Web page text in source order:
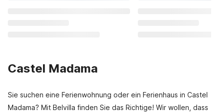
Castel Madama
Sie suchen eine Ferienwohnung oder ein Ferienhaus in Castel
Madama? Mit Belvilla finden Sie das Richtige! Wir wollen, dass